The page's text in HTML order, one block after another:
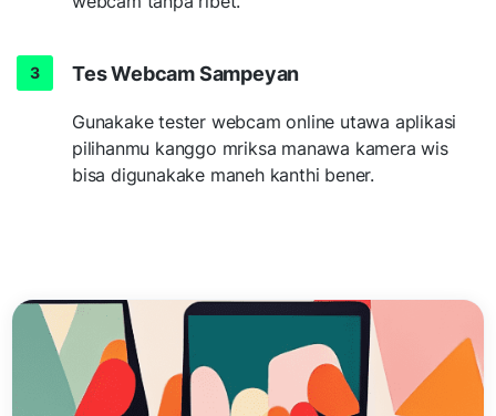
Tes Webcam Sampeyan
Gunakake tester webcam online utawa aplikasi
pilihanmu kanggo mriksa manawa kamera wis
bisa digunakake maneh kanthi bener.